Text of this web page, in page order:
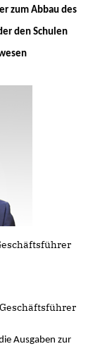
zum Abbau des
den Schulen
Ausgaben zur